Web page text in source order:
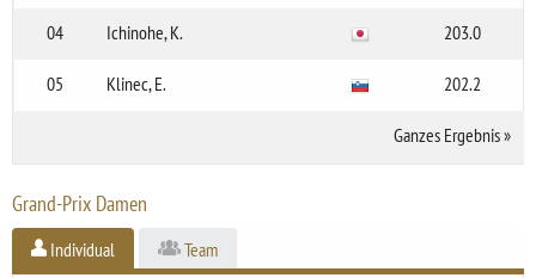
04 Ichinohe, K. 203.0
05 Klinec, E. 202.2
Ganzes Ergebnis»
Grand-Prix Damen
Individual Team